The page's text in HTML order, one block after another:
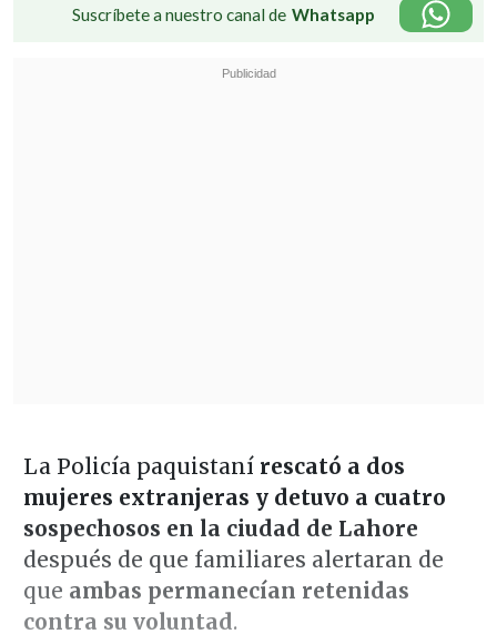
Suscríbete a nuestro canal de Whatsapp
La Policía paquistaní rescató a dos
mujeres extranjeras y detuvo a cuatro
sospechosos en la ciudad de Lahore
después de que familiares alertaran de
que ambas permanecían retenidas
contra su voluntad.